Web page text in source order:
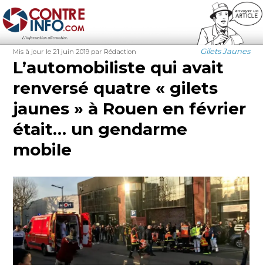
Contre-Info
Publié
le
Mis à jour le 21 juin 2019 Auteur
par Rédaction Catégories
Gilets Jaunes
L’automobiliste qui avait
renversé quatre « gilets
jaunes » à Rouen en février
était… un gendarme
mobile